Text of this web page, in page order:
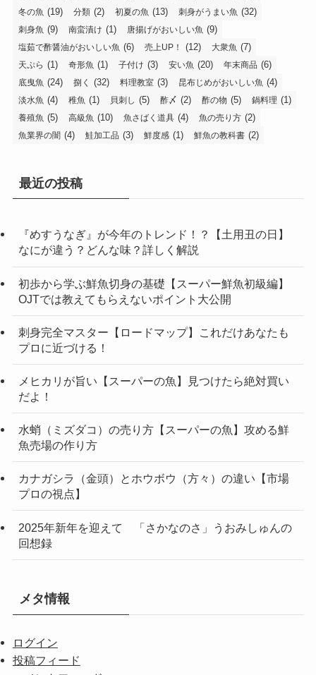
冬の魚 (19) 分類 (2) 初夏の魚 (13) 刺身がうまい魚 (32)
刺身魚 (9) 南蛮漬け (1) 唐揚げがおいしい魚 (9)
塩茹で酢醤油がおいしい魚 (6) 売上UP！ (12) 大衆魚 (7)
天ぷら (1) 奇形魚 (1) 子付け (3) 安い魚 (20) 年末商品 (6)
底曳魚 (24) 捌く (32) 料理教室 (3) 昆布じめがおいしい魚 (4)
淡水魚 (4) 稚魚 (1) 貝刺し (5) 酢〆 (2) 酢の物 (5) 鍋料理 (1)
養殖魚 (5) 高級魚 (10) 魚さばく道具 (4) 魚の売り方 (2)
魚業界の闇 (4) 鮭加工品 (3) 鮮度感 (1) 鮮魚の教科書 (2)
最近の投稿
『めすうなぎ』が今年のトレンド！？【土用丑の日】
なにが違う？どんな味？詳しく解説
初歩から学ぶ鮮魚切身の基礎【スーパー鮮魚初級編】
OJTでは教えてもらえないポイント大公開
刺身完全マスター【ロードマップ】これだけあなたも
プロに近づける！
メヒカリが旨い【スーパーの魚】見つけたら絶対買い
だよ！
水蛸（ミズダコ）の売り方【スーパーの魚】攻める鮮
魚売場の作り方
カナガシラ（金頭）とホウボウ（方々）の違い【市場
プロの視点】
2025年新年を迎えて 「さかなのさ」うおみしゅんの
回想録
メタ情報
ログイン
投稿フィード